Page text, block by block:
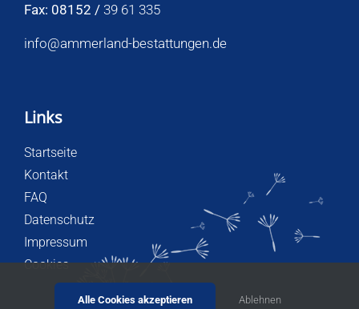
Fax: 08152 / 39 61 335
info@ammerland-bestattungen.de
Links
Startseite
Kontakt
FAQ
Datenschutz
Impressum
Cookies
Alle Cookies akzeptieren Ablehnen